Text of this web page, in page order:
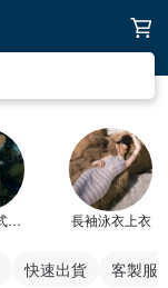
長袖兩件式泳衣 長袖泳衣上衣
快速出貨 客製服